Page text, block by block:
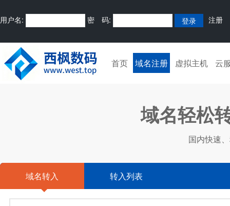
用户名: 密 码: 注册
首页 域名注册 虚拟主机 云
域名轻松
国内快速
域名转入 转入列表